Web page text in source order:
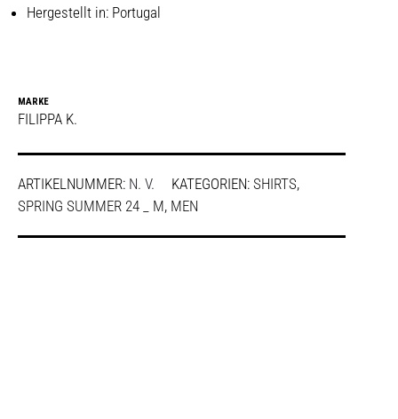
Hergestellt in: Portugal
MARKE
FILIPPA K.
ARTIKELNUMMER: N. V. KATEGORIEN: SHIRTS,
SPRING SUMMER 24 _ M, MEN